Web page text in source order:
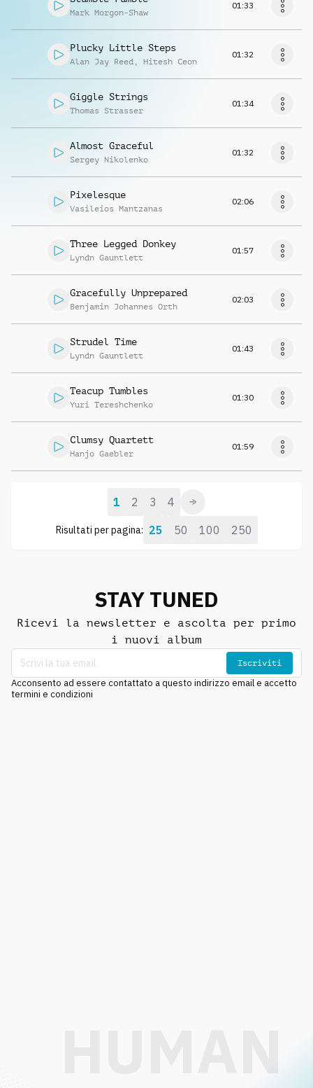
Mark Morgon-Shaw
01:33
Plucky Little Steps
Alan Jay Reed , Hitesh Ceon
01:32
Giggle Strings
Thomas Strasser
01:34
Almost Graceful
Sergey Nikolenko
01:32
Pixelesque
Vasileios Mantzanas
02:06
Three Legged Donkey
Lyndn Gauntlett
01:57
Gracefully Unprepared
Benjamin Johannes Orth
02:03
Strudel Time
Lyndn Gauntlett
01:43
Teacup Tumbles
Yuri Tereshchenko
01:30
Clumsy Quartett
Hanjo Gaebler
01:59
Risultati per pagina: 25 50 100 250
1 2 3 4
STAY TUNED
Ricevi la newsletter e ascolta per primo
i nuovi album
Iscriviti
Acconsento ad essere contattato a questo indirizzo email e accetto
termini e condizioni